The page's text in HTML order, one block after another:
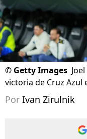
© Getty Images
victoria de Cruz Azul
Por Ivan Zirulnik